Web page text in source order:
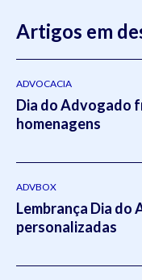
Artigos em
ADVOCACIA
Dia do Advogado
homenagens
ADVBOX
Lembrança Dia do
personalizadas